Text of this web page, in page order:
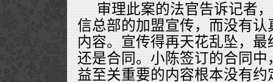
审理此案的法官告诉记者
信总部的加盟宣传，而没有
内容。宣传得再天花乱坠，
还是合同。小陈签订的合同
益至关重要的内容根本没有